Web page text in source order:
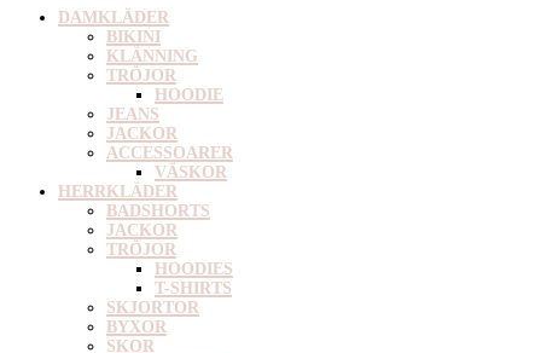
DAMKLÄDER
BIKINI
KLÄNNING
TRÖJOR
HOODIE
JEANS
JACKOR
ACCESSOARER
VÄSKOR
HERRKLÄDER
BADSHORTS
JACKOR
TRÖJOR
HOODIES
T-SHIRTS
SKJORTOR
BYXOR
SKOR